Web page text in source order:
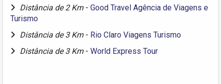
Distância de 2 Km - Good Travel Agência de Viagens e
Turismo
Distância de 3 Km - Rio Claro Viagens Turismo
Distância de 3 Km - World Express Tour